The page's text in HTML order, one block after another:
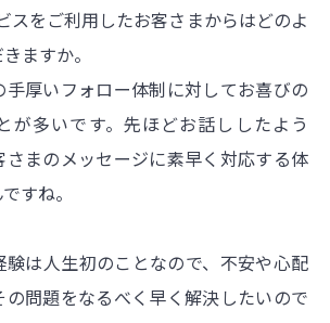
スをご利用したお客さまからはどのよ
ますか。
厚いフォロー体制に対してお喜びの
が多いです。先ほどお話ししたよう
さまのメッセージに素早く対応する体
すね。
験は人生初のことなので、不安や心配
の問題をなるべく早く解決したいので